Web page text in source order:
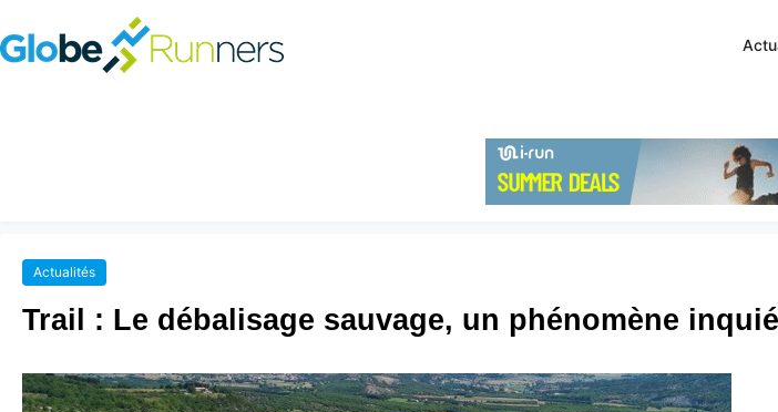
Actualités
Trail : Le débalisage sauvage, un phénomène